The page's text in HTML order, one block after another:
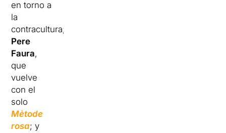
en torno a
la
contracultura;
Pere
Faura,
que
vuelve
con el
solo
Mètode
rosa; y